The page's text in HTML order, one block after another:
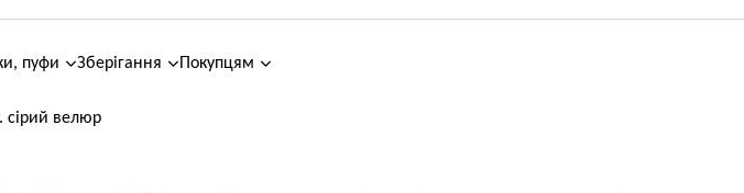
пуфи Зберігання Покупцям
сірий велюр